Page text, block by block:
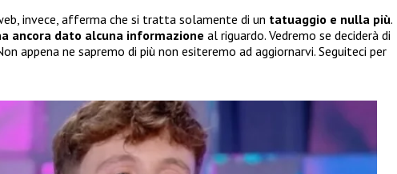
invece, afferma che si tratta solamente di un tatuaggio e nulla più.
ancora dato alcuna informazione al riguardo. Vedremo se deciderà di
appena ne sapremo di più non esiteremo ad aggiornarvi. Seguiteci per